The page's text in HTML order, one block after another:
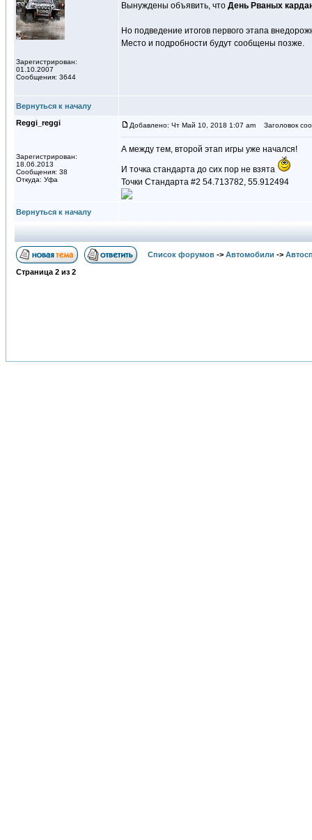
Зарегистрирован:
01.10.2007
Сообщения: 3644
Вынуждены объявить, что День Рваных
Но подведение итогов первого этапа
Место и подробности будут сообщены позже.
Вернуться к началу
Reggi_reggi
Зарегистрирован:
18.06.2013
Сообщения: 38
Откуда: Уфа
Добавлено: Чт Май 10, 2018 1:07 am Заголовок
А между тем, второй этап игры уже начался!
И точка стандарта до сих пор не взята
Точки Стандарта #2 54.713782, 55.912494
Вернуться к началу
Список форумов -> Автомобили ->
Страница 2 из 2